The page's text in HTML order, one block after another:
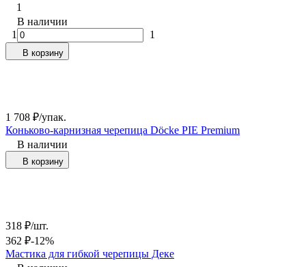
1
В наличии
1
1
В корзину
1 708 ₽/упак.
Коньково-карнизная черепица Döcke PIE Premium
В наличии
В корзину
318 ₽/шт.
362 ₽-12%
Мастика для гибкой черепицы Деке